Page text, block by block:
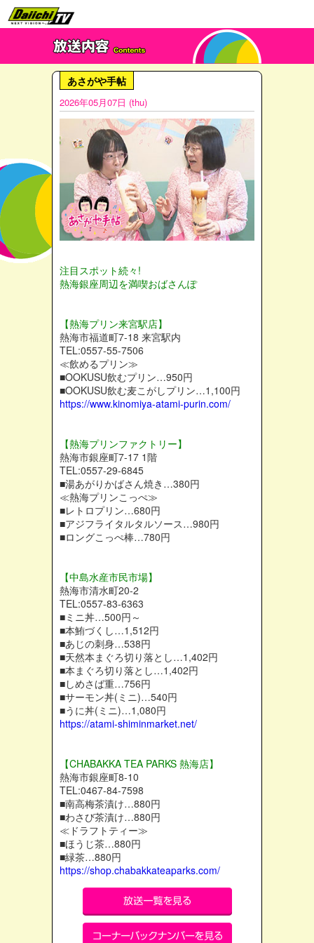
あさがや手帖
2026年05月07日 (thu)
注目スポット続々!
熱海銀座周辺を満喫おばさんぽ
【熱海プリン来宮駅店】
熱海市福道町7-18 来宮駅内
TEL:0557-55-7506
≪飲めるプリン≫
■OOKUSU飲むプリン…950円
■OOKUSU飲む麦こがしプリン…1,100円
https://www.kinomiya-atami-purin.com/
【熱海プリンファクトリー】
熱海市銀座町7-17 1階
TEL:0557-29-6845
■湯あがりかばさん焼き…380円
≪熱海プリンこっぺ≫
■レトロプリン…680円
■アジフライタルタルソース…980円
■ロングこっぺ棒…780円
【中島水産市民市場】
熱海市清水町20-2
TEL:0557-83-6363
■ミニ丼…500円～
■本鮪づくし…1,512円
■あじの刺身…538円
■天然本まぐろ切り落とし…1,402円
■本まぐろ切り落とし…1,402円
■しめさば重…756円
■サーモン丼(ミニ)…540円
■うに丼(ミニ)…1,080円
https://atami-shiminmarket.net/
【CHABAKKA TEA PARKS 熱海店】
熱海市銀座町8-10
TEL:0467-84-7598
■南高梅茶漬け…880円
■わさび茶漬け…880円
≪ドラフトティー≫
■ほうじ茶…880円
■緑茶…880円
https://shop.chabakkateaparks.com/